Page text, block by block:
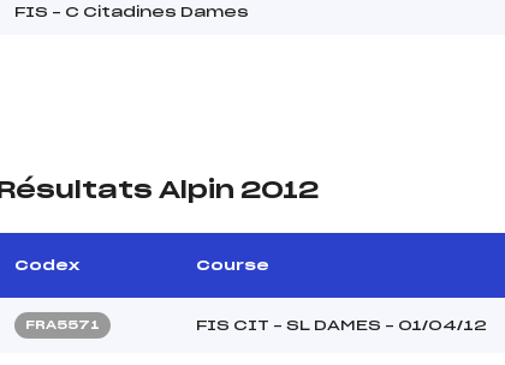
FIS – C Citadines Dames
Résultats Alpin 2012
Codex Course
FRA5571 FIS CIT – SL DAMES – 01/04/12